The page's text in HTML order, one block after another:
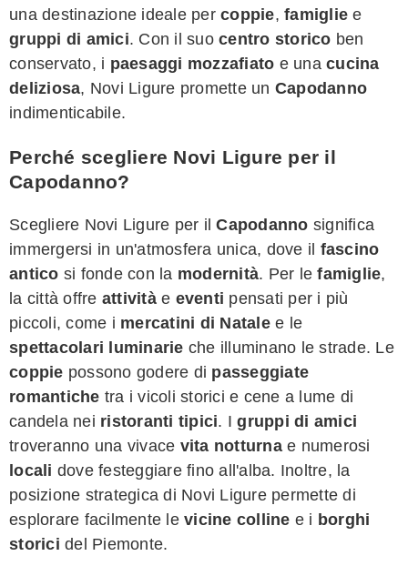
una destinazione ideale per coppie, famiglie e
gruppi di amici. Con il suo centro storico ben
conservato, i paesaggi mozzafiato e una cucina
deliziosa, Novi Ligure promette un Capodanno
indimenticabile.
Perché scegliere Novi Ligure per il
Capodanno?
Scegliere Novi Ligure per ilCapodanno significa
immergersi in un'atmosfera unica, dove il fascino
antico si fonde con la modernità. Per lefamiglie,
la città offre attivitàe eventi pensati per i più
piccoli, come i mercatini di Natalee le
spettacolari luminarie che illuminano le strade. Le
coppie possono godere di passeggiate
romantiche tra i vicoli storici e cene a lume di
candela nei ristoranti tipici. Igruppi di amici
troveranno una vivace vita notturnae numerosi
locali dove festeggiare fino all'alba. Inoltre, la
posizione strategica di Novi Ligure permette di
esplorare facilmente le vicine colline e i borghi
storici del Piemonte.